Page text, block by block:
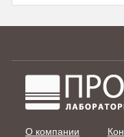
О компании